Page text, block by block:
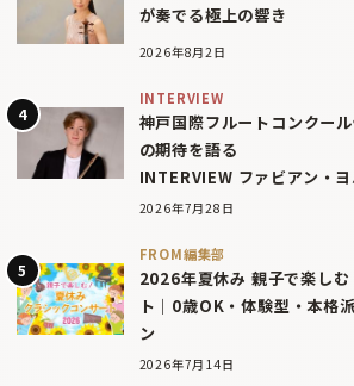
が奏でる極上の響き
2026年8月2日
INTERVIEW
神戸国際フルートコンクー
の期待を語る
INTERVIEW ファビアン・
2026年7月28日
FROM編集部
2026年夏休み 親子で楽し
ト｜0歳OK・体験型・本格
ン
2026年7月14日